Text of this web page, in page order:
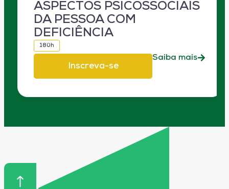
ASPECTOS PSICOSSOCIAIS
DA PESSOA COM
DEFICIÊNCIA
180h
Inscreva-se
Saiba mais